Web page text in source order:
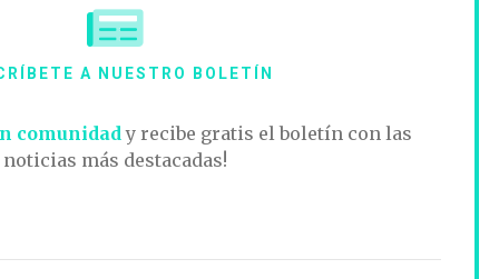
A NUESTRO BOLETÍN
comunidady recibe gratis el boletín con las
noticias más destacadas!